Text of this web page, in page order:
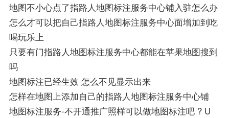
地图不小心点了指路人地图标注服务中心铺入驻怎么办
怎么才可以把自己指路人地图标注服务中心面增加到吃
喝玩乐上
只要有门指路人地图标注服务中心都能在苹果地图搜到
吗
地图标注已经生效 怎么不见显示出来
怎样在地图上添加自己的指路人地图标注服务中心铺
地图标注服务-不开通推广照样可以做地图标注吧 ? U